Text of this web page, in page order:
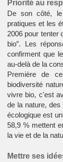
Priorité au
De son côté, le
pratiques et les
2006 pour tenter
bio”. Les
confirment que
au-delà de la
Première de
biodiversité
vivre bio, c'est
de la nature, des
écologique est
58,9 % mettent
la vie et de la
Mettre ses